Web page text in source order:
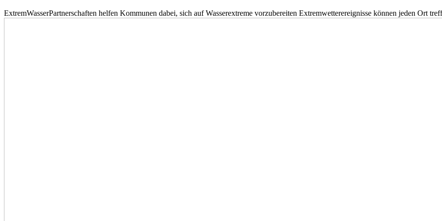
ExtremWasserPartnerschaften helfen Kommunen dabei, sich auf Wasserextreme vorzubereiten Extremwetterereignisse können jeden Ort